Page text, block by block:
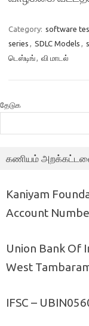
Category: software
series , SDLC Models ,
டெஸ்டிங், வி மாடல்
தேடுக
கணியம்
Kaniyam
Account
Union Bank Of
West
IFSC –